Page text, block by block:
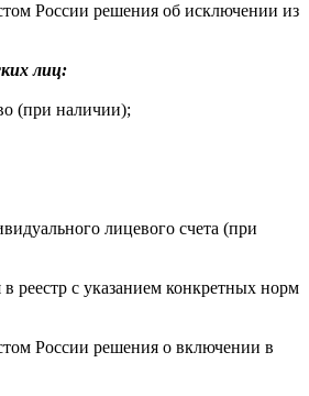
России решения об исключении из
лиц:
(при наличии);
лицевого счета (при
реестр с указанием конкретных норм
России решения о включении в